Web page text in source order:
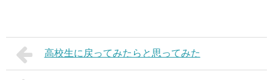
高校生に戻ってみたらと思ってみた